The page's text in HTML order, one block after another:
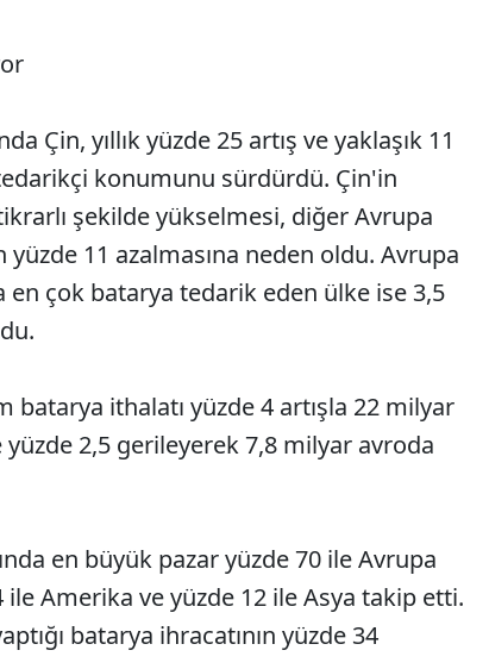
Çin, yıllık yüzde 25 artış ve yaklaşık 11
konumunu sürdürdü. Çin'in
şekilde yükselmesi, diğer Avrupa
yüzde 11 azalmasına neden oldu. Avrupa
en çok batarya tedarik eden ülke ise 3,5
batarya ithalatı yüzde 4 artışla 22 milyar
yüzde 2,5 gerileyerek 7,8 milyar avroda
en büyük pazar yüzde 70 ile Avrupa
Amerika ve yüzde 12 ile Asya takip etti.
batarya ihracatının yüzde 34